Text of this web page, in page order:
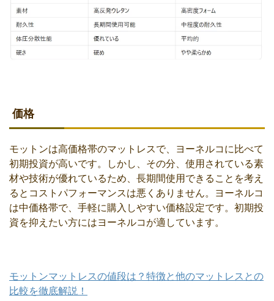
価格
モットンは高価格帯のマットレスで、ヨーネルコに比べて
初期投資が高いです。しかし、その分、使用されている素
材や技術が優れているため、長期間使用できることを考え
るとコストパフォーマンスは悪くありません。ヨーネルコ
は中価格帯で、手軽に購入しやすい価格設定です。初期投
資を抑えたい方にはヨーネルコが適しています。
モットンマットレスの値段は？特徴と他のマットレスとの
比較を徹底解説！